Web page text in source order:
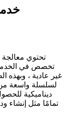
تحتوي معالجة
تخصص في
غير عادية ، وبهذه
لسلسلة واسعة من
ديناميكية
تمامًا مثل إنشاء